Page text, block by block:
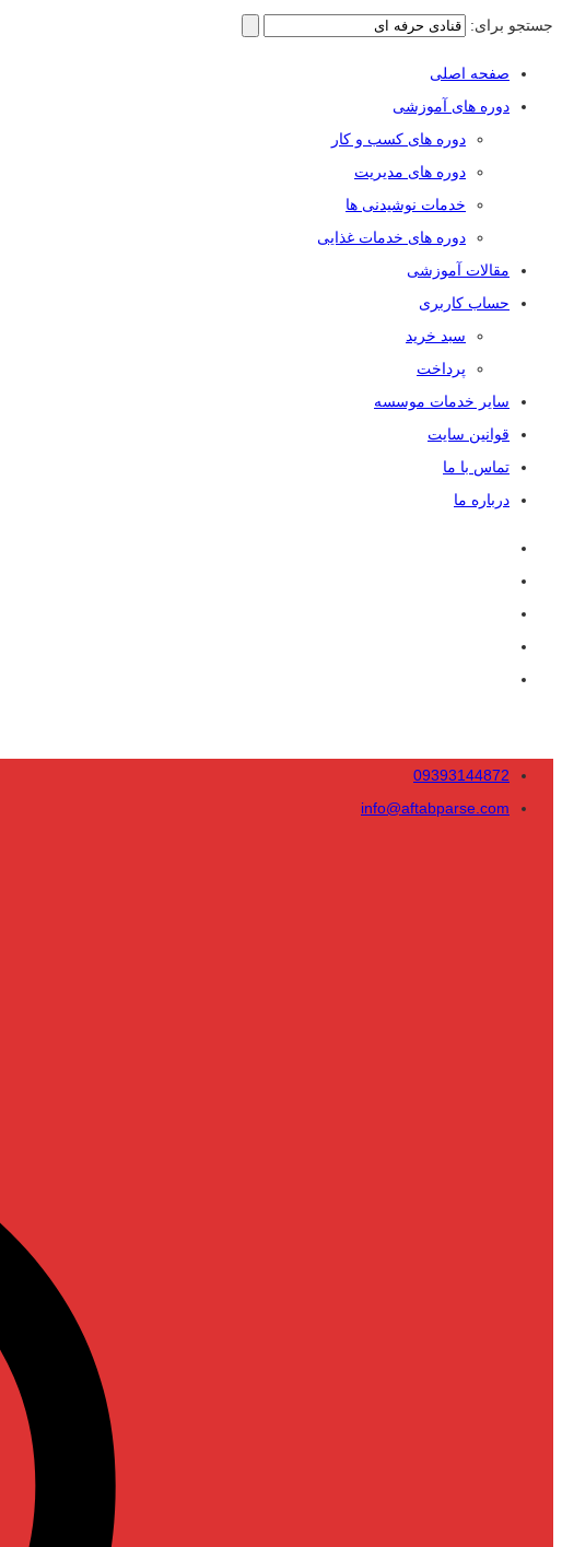
جستجو برای:
صفحه اصلی
دوره های آموزشی
دوره های کسب و کار
دوره های مدیریت
خدمات نوشیدنی ها
دوره های خدمات غذایی
مقالات آموزشی
حساب کاربری
سبد خرید
پرداخت
سایر خدمات موسسه
قوانین سایت
تماس با ما
درباره ما
09393144872
info@aftabparse.com